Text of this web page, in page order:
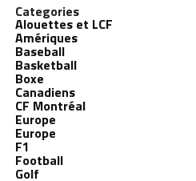
Categories
Alouettes et LCF
Amériques
Baseball
Basketball
Boxe
Canadiens
CF Montréal
Europe
Europe
F1
Football
Golf